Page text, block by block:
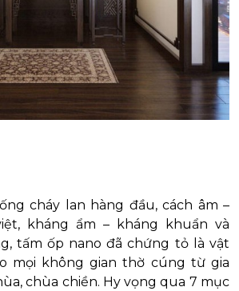
cháy lan hàng đầu, cách âm –
kháng ẩm – kháng khuẩn và
tấm ốp nano đã chứng tỏ là vật
mọi không gian thờ cúng từ gia
chùa chiền. Hy vọng qua 7 mục